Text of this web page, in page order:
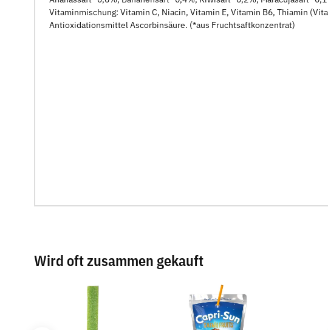
Vitaminmischung: Vitamin C, Niacin, Vitamin E, Vitamin B6, Thiamin
Antioxidationsmittel Ascorbinsäure. (*aus Fruchtsaftkonzentrat)
Wird oft zusammen gekauft